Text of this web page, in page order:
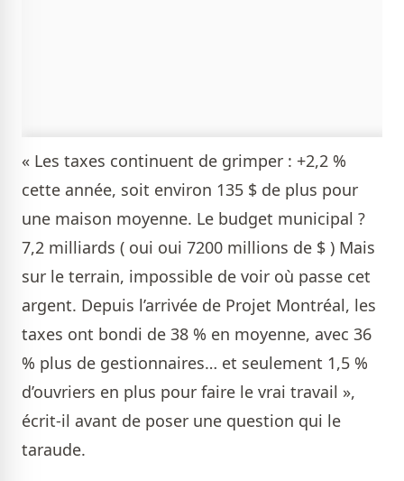
« Les taxes continuent de grimper : +2,2 %
cette année, soit environ 135 $ de plus pour
une maison moyenne. Le budget municipal ?
7,2 milliards ( oui oui 7200 millions de $ ) Mais
sur le terrain, impossible de voir où passe cet
argent. Depuis l’arrivée de Projet Montréal, les
taxes ont bondi de 38 % en moyenne, avec 36
% plus de gestionnaires… et seulement 1,5 %
d’ouvriers en plus pour faire le vrai travail »,
écrit-il avant de poser une question qui le
taraude.